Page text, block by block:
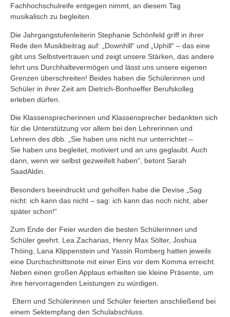
Fachhochschulreife entgegen nimmt, an diesem Tag
musikalisch zu begleiten.
Die Jahrgangstufenleiterin Stephanie Schönfeld griff in ihrer
Rede den Musikbeitrag auf: „Downhill“ und „Uphill“ – das eine
gibt uns Selbstvertrauen und zeigt unsere Stärken, das andere
lehrt uns Durchhaltevermögen und lässt uns unsere eigenen
Grenzen überschreiten! Beides haben die Schülerinnen und
Schüler in ihrer Zeit am Dietrich-Bonhoeffer Berufskolleg
erleben dürfen.
Die Klassensprecherinnen und Klassensprecher bedankten sich
für die Unterstützung vor allem bei den Lehrerinnen und
Lehrern des dbb. „Sie haben uns nicht nur unterrichtet –
Sie haben uns begleitet, motiviert und an uns geglaubt. Auch
dann, wenn wir selbst gezweifelt haben“, betont Sarah
SaadAldin.
Besonders beeindruckt und geholfen habe die Devise „Sag
nicht: ich kann das nicht – sag: ich kann das noch nicht, aber
später schon!“
Zum Ende der Feier wurden die besten Schülerinnen und
Schüler geehrt. Lea Zacharias, Henry Max Sölter, Joshua
Thöing, Lana Klippenstein und Yassin Romberg hatten jeweils
eine Durchschnittsnote mit einer Eins vor dem Komma erreicht.
Neben einen großen Applaus erhielten sie kleine Präsente, um
ihre hervorragenden Leistungen zu würdigen.
Eltern und Schülerinnen und Schüler feierten anschließend bei
einem Sektempfang den Schulabschluss.